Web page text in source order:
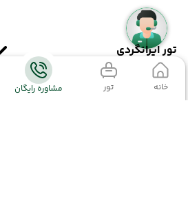
تور ایرانگردی
خانه تور مشاوره رایگان